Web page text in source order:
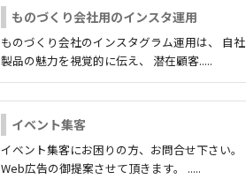
ものづくり会社用のインスタ運用
ものづくり会社のインスタグラム運用は、 自社
製品の魅力を視覚的に伝え、 潜在顧客.....
イベント集客
イベント集客にお困りの方、お問合せ下さい。
Web広告の御提案させて頂きます。 .....